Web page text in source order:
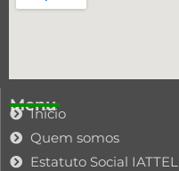
Menu
Início
Quem somos
Estatuto Social IATTEL